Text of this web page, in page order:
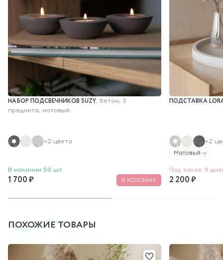
НАБОР ПОДСВЕЧНИКОВ SUZY, бетон, 3
предмета, матовый
+2 цвета
В наличии 59 шт.
1 700 ₽ В КОРЗИНУ
ПОДСТАВКА
+2
Матовый
Под заказ: 6
2 200 ₽
ПОХОЖИЕ ТОВАРЫ